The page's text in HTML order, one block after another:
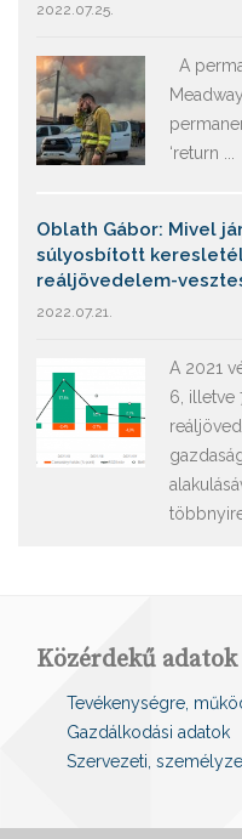
2022.07.25.
A
‘return ...
Oblath Gábor: Mivel
súlyosbított
reáljövedelem-
2022.07.21.
A 2021
6, illetve
Közérdekű adatok
Tevékenységre,
Gazdálkodási adatok
Szervezeti,